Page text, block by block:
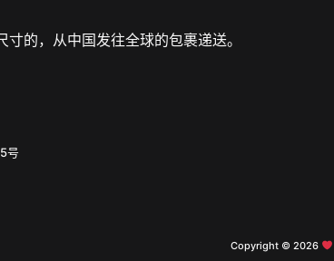
的，从中国发往全球的包裹递送。
号
Copyright © 2026